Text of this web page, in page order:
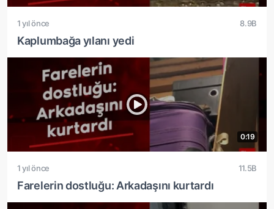
1 yıl önce 8.9B
Kaplumbağa yılanı yedi
0:19
1 yıl önce 11.5B
Farelerin dostluğu: Arkadaşını kurtardı